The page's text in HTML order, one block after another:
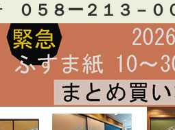
５８ー２１３－０